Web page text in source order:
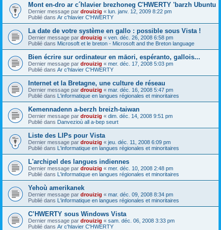
Mont en-dro ar c´hlavier brezhoneg C'HWERTY 'barzh Ubuntu
Dernier message par drouizig « lun. janv. 12, 2009 8:22 pm
Publié dans Ar c'hlavier C'HWERTY
La date de votre système en gallo : possible sous Vista !
Dernier message par drouizig « ven. déc. 26, 2008 6:58 pm
Publié dans Microsoft et le breton - Microsoft and the Breton language
Bien écrire sur ordinateur en māori, espéranto, gallois...
Dernier message par drouizig « mer. déc. 17, 2008 5:03 pm
Publié dans Ar c'hlavier C'HWERTY
Internet et la Bretagne, une culture de réseau
Dernier message par drouizig « mar. déc. 16, 2008 5:47 pm
Publié dans L'informatique en langues régionales et minoritaires
Kemennadenn a-berzh breizh-taiwan
Dernier message par drouizig « dim. déc. 14, 2008 9:51 pm
Publié dans Danvezioù all a-bep seurt
Liste des LIPs pour Vista
Dernier message par drouizig « jeu. déc. 11, 2008 6:09 pm
Publié dans L'informatique en langues régionales et minoritaires
L'archipel des langues indiennes
Dernier message par drouizig « mer. déc. 10, 2008 2:48 pm
Publié dans L'informatique en langues régionales et minoritaires
Yehoù amerikanek
Dernier message par drouizig « mar. déc. 09, 2008 8:34 pm
Publié dans L'informatique en langues régionales et minoritaires
C’HWERTY sous Windows Vista
Dernier message par drouizig « sam. déc. 06, 2008 3:33 pm
Publié dans Ar c'hlavier C'HWERTY